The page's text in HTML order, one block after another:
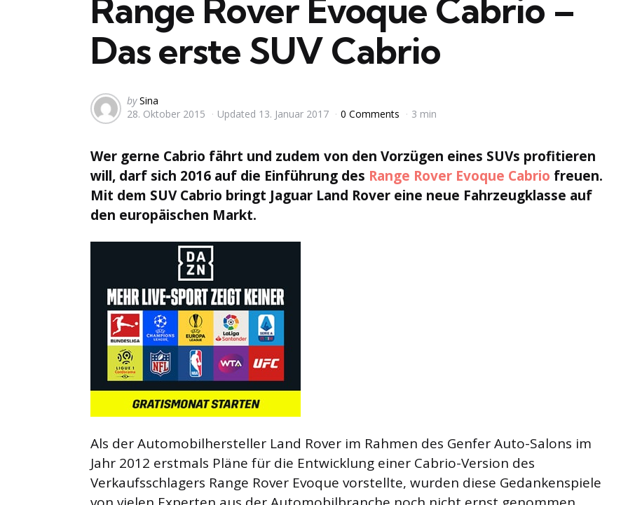
Range Rover Evoque Cabrio –
Das erste SUV Cabrio
Posted
by
by Sina
28. Oktober 2015
Updated 13. Januar 2017 0 Comments 3 min
Wer gerne Cabrio fährt und zudem von den Vorzügen eines SUVs profitieren
will, darf sich 2016 auf die Einführung des Range Rover Evoque Cabrio freuen.
Mit dem SUV Cabrio bringt Jaguar Land Rover eine neue Fahrzeugklasse auf
den europäischen Markt.
Als der Automobilhersteller Land Rover im Rahmen des Genfer Auto-Salons im
Jahr 2012 erstmals Pläne für die Entwicklung einer Cabrio-Version des
Verkaufsschlagers Range Rover Evoque vorstellte, wurden diese Gedankenspiele